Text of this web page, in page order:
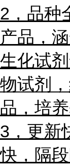
2，品种
产品，
生化试
物试剂，
品，培养
3，更新
快，隔